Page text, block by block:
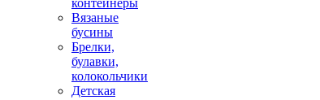
контейнеры
Вязаные
бусины
Брелки,
булавки,
колокольчики
Детская